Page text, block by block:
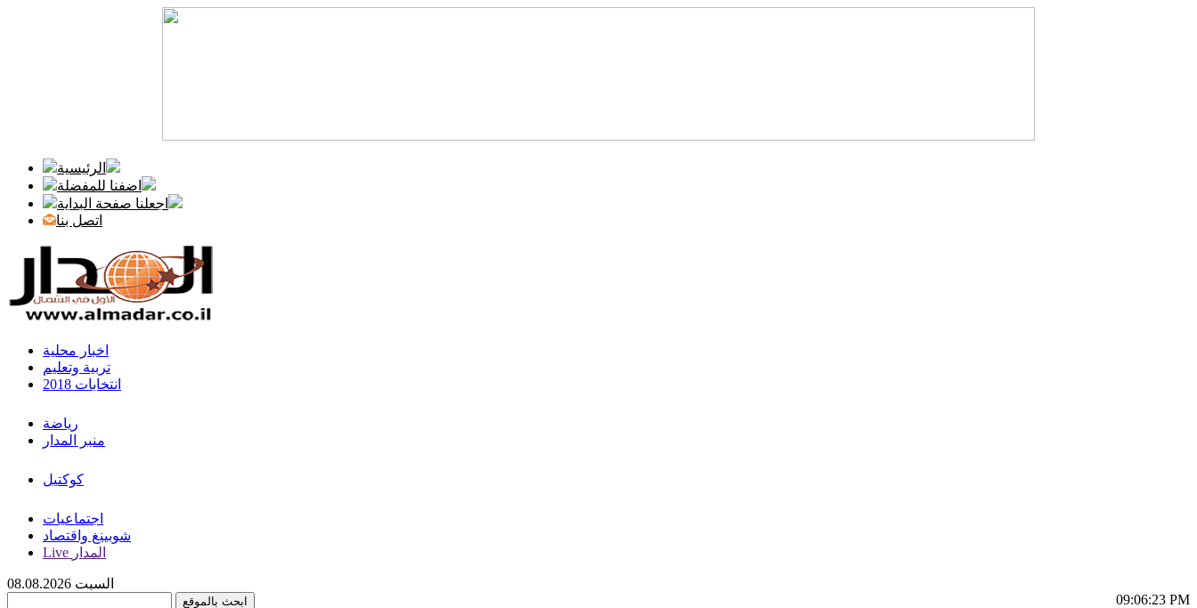
الرئيسية
اضفنا للمفضلة
اجعلنا صفحة البداية
اتصل بنا
اخبار محلية
تربية وتعليم
انتخابات 2018
رياضة
منبر المدار
كوكتيل
اجتماعيات
شوبينغ واقتصاد
Live المدار
09:06:24 PM